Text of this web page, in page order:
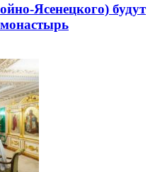
Ясенецкого) будут